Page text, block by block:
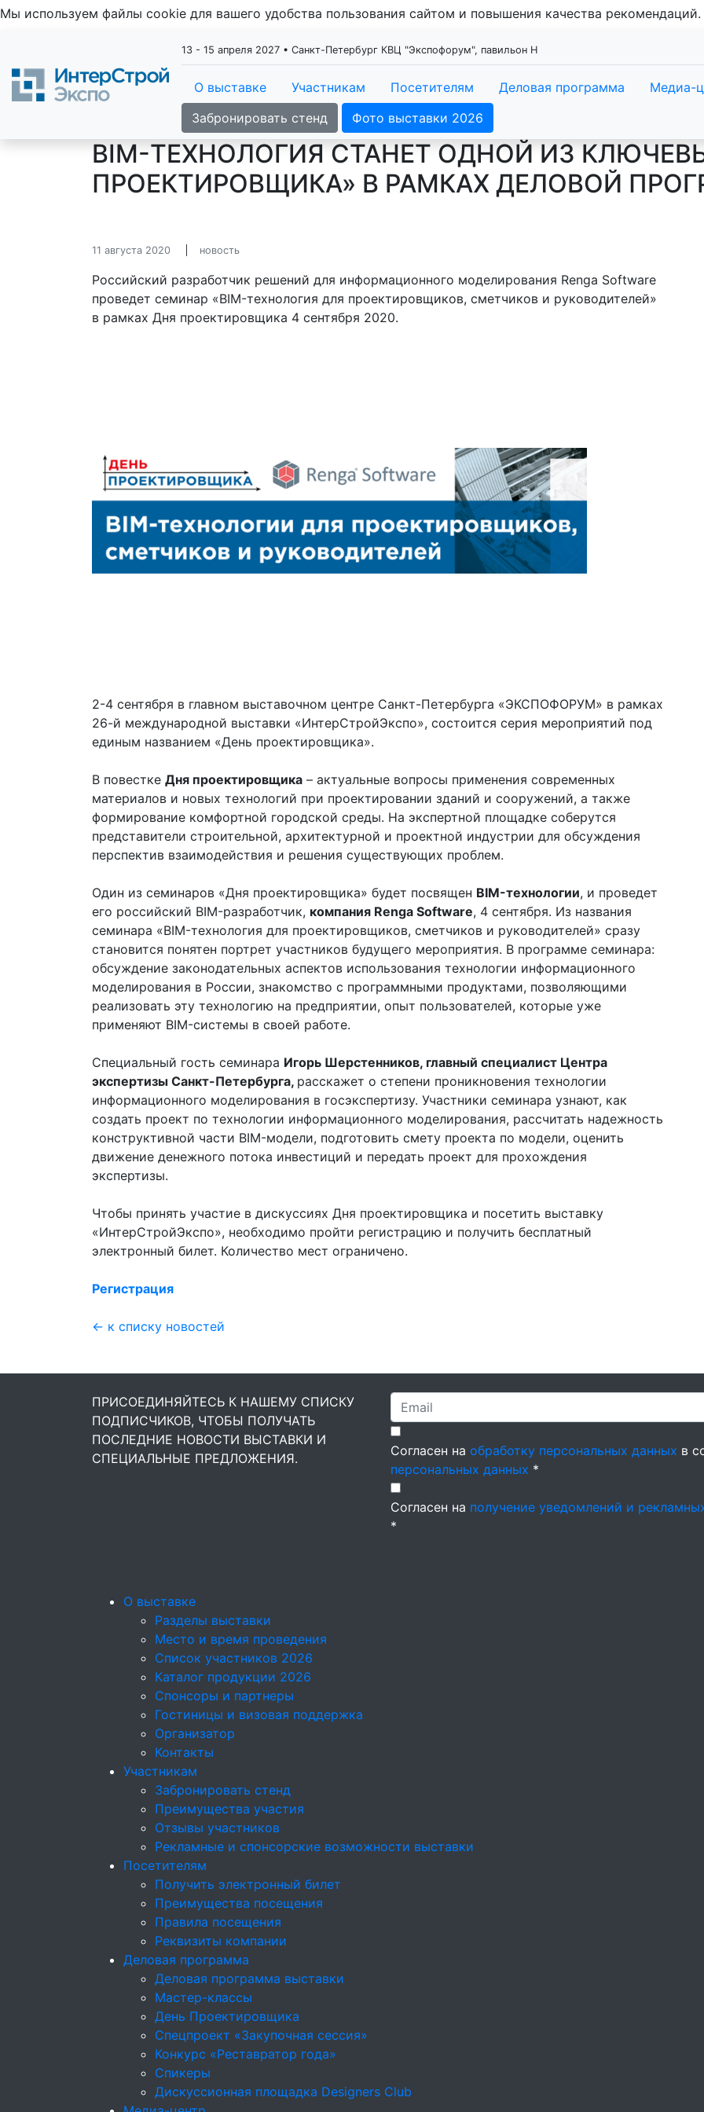
Мы используем файлы cookie для вашего удобства пользования сайтом и повышения качества рекомендаций.
13 - 15 апреля 2027 • Санкт-Петербург КВЦ "Экспофорум", павильон Н
О выставке Участникам Посетителям Деловая программа
Медиа-
Забронировать стенд
Фото выставки 2026
BIM-ТЕХНОЛОГИЯ СТАНЕТ ОДНОЙ ИЗ
ПРОЕКТИРОВЩИКА» В РАМКАХ ДЕЛОВОЙ
11 августа 2020 новость
Российский разработчик решений для информационного моделирования Renga Software
проведет семинар «BIM-технология для проектировщиков, сметчиков и руководителей»
в рамках Дня проектировщика 4 сентября 2020.
2-4 сентября в главном выставочном центре Санкт-Петербурга «ЭКСПОФОРУМ» в рамках
26-й международной выставки «ИнтерСтройЭкспо», состоится серия мероприятий под
единым названием «День проектировщика».
В повестке Дня проектировщика – актуальные вопросы применения современных
материалов и новых технологий при проектировании зданий и сооружений, а также
формирование комфортной городской среды. На экспертной площадке соберутся
представители строительной, архитектурной и проектной индустрии для обсуждения
перспектив взаимодействия и решения существующих проблем.
Один из семинаров «Дня проектировщика» будет посвящен BIM-технологии, и проведет
его российский BIM-разработчик, компания Renga Software, 4 сентября. Из названия
семинара «BIM-технология для проектировщиков, сметчиков и руководителей» сразу
становится понятен портрет участников будущего мероприятия. В программе семинара:
обсуждение законодательных аспектов использования технологии информационного
моделирования в России, знакомство с программными продуктами, позволяющими
реализовать эту технологию на предприятии, опыт пользователей, которые уже
применяют BIM-системы в своей работе.
Специальный гость семинара Игорь Шерстенников, главный специалист Центра
экспертизы Санкт-Петербурга, расскажет о степени проникновения технологии
информационного моделирования в госэкспертизу. Участники семинара узнают, как
создать проект по технологии информационного моделирования, рассчитать надежность
конструктивной части BIM-модели, подготовить смету проекта по модели, оценить
движение денежного потока инвестиций и передать проект для прохождения
экспертизы.
Чтобы принять участие в дискуссиях Дня проектировщика и посетить выставку
«ИнтерСтройЭкспо», необходимо пройти регистрацию и получить бесплатный
электронный билет. Количество мест ограничено.
Регистрация
← к списку новостей
ПРИСОЕДИНЯЙТЕСЬ К НАШЕМУ СПИСКУ
ПОДПИСЧИКОВ, ЧТОБЫ ПОЛУЧАТЬ
ПОСЛЕДНИЕ НОВОСТИ ВЫСТАВКИ И
СПЕЦИАЛЬНЫЕ ПРЕДЛОЖЕНИЯ.
Согласен на обработку персональных данных в
персональных данных *
Согласен на получение уведомлений и
*
О выставке
Разделы выставки
Место и время проведения
Список участников 2026
Каталог продукции 2026
Спонсоры и партнеры
Гостиницы и визовая поддержка
Организатор
Контакты
Участникам
Забронировать стенд
Преимущества участия
Отзывы участников
Рекламные и спонсорские возможности выставки
Посетителям
Получить электронный билет
Преимущества посещения
Правила посещения
Реквизиты компании
Деловая программа
Деловая программа выставки
Мастер-классы
День Проектировщика
Спецпроект «Закупочная сессия»
Конкурс «Реставратор года»
Спикеры
Дискуссионная площадка Designers Club